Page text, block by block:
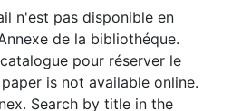
n'est pas disponible en
de la bibliothéque.
pour réserver le
is not available online.
Search by title in the